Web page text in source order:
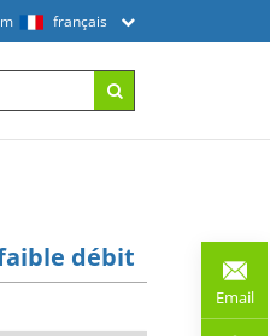
français
débit
Email